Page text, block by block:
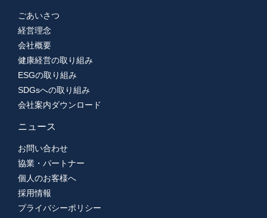
ごあいさつ
経営理念
会社概要
健康経営の取り組み
ESGの取り組み
SDGsへの取り組み
会社案内ダウンロード
ニュース
お問い合わせ
協業・パートナー
個人のお客様へ
採用情報
プライバシーポリシー